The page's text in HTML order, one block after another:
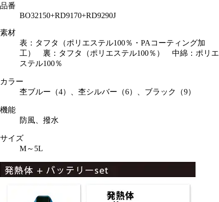
品番
BO32150+RD9170+RD9290J
素材
表：タフタ（ポリエステル100％・PAコーティング加
工） 裏：タフタ（ポリエステル100％） 中綿：ポリエ
ステル100％
カラー
杢ブルー（4）、杢シルバー（6）、ブラック（9）
機能
防風、撥水
サイズ
M～5L